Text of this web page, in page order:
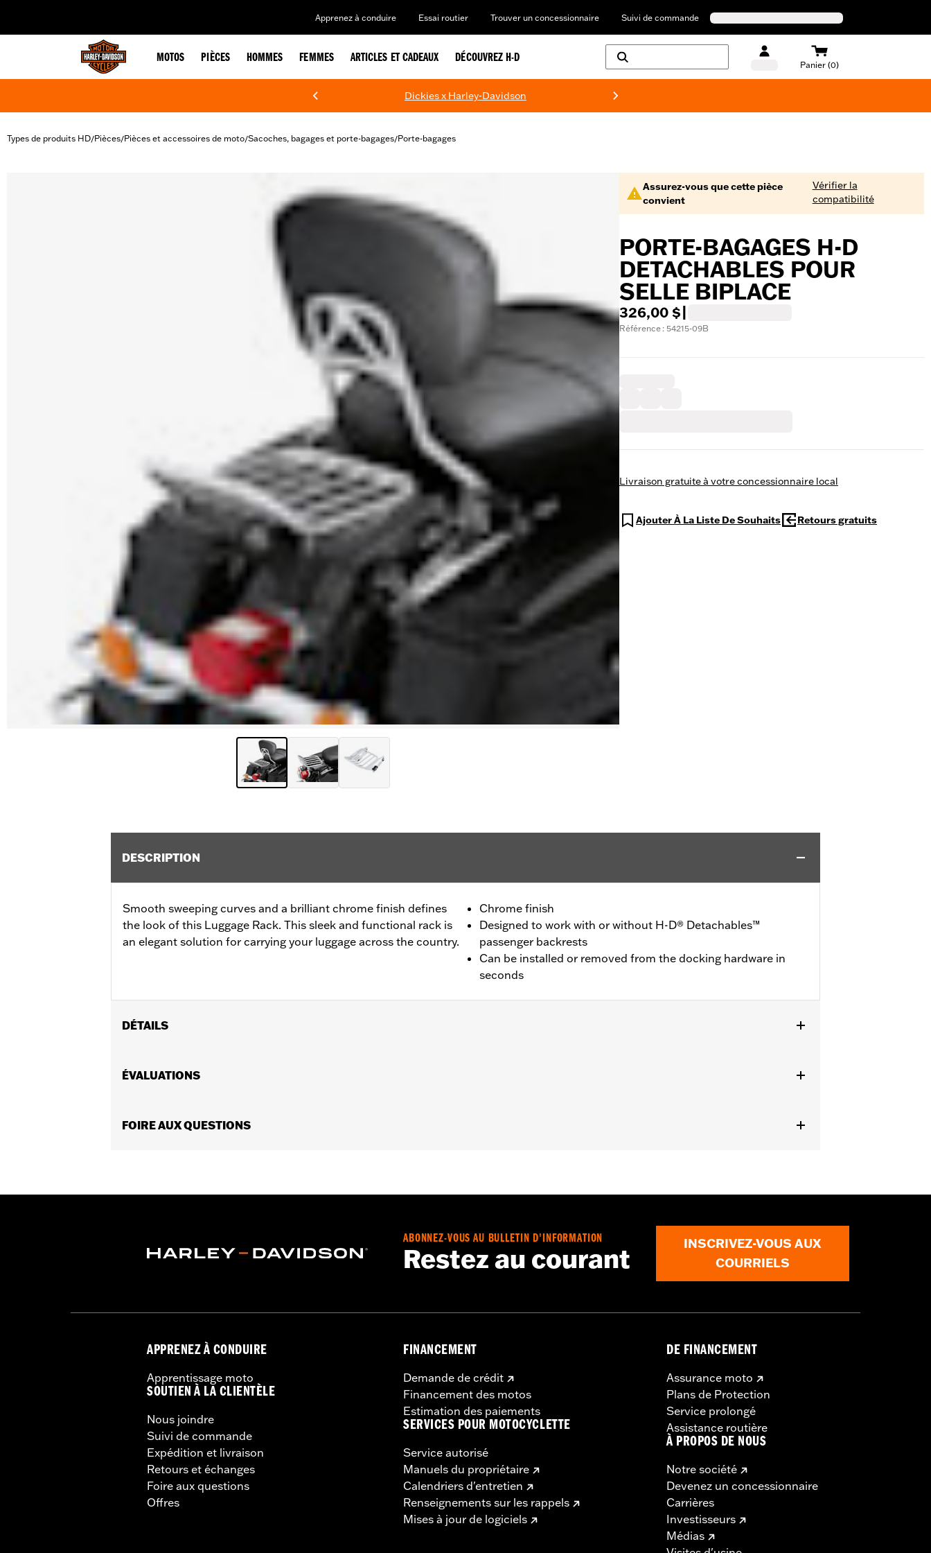
Apprenez à conduire Essai routier Trouver un concessionnaire Suivi de commande
MOTOS PIÈCES HOMMES FEMMES ARTICLES ET CADEAUX DÉCOUVREZ H-D
Panier (0)
Dickies x Harley-Davidson
Types de produits HD/Pièces/Pièces et accessoires de moto/Sacoches, bagages et porte-bagages/Porte-bagages
Assurez-vous que cette pièce
convient
Vérifier la
compatibilité
PORTE-BAGAGES H-D
DETACHABLES POUR
SELLE BIPLACE
326,00 $
Référence : 54215-09B
Livraison gratuite à votre concessionnaire local
Ajouter À La Liste De Souhaits Retours gratuits
DESCRIPTION
Smooth sweeping curves and a brilliant chrome finish defines
the look of this Luggage Rack. This sleek and functional rack is
an elegant solution for carrying your luggage across the country.
Chrome finish
Designed to work with or without H-D® Detachables™
passenger backrests
Can be installed or removed from the docking hardware in
seconds
DÉTAILS
4 points. Les modèles de tourisme 2009 et après équipés de Tour-Pak® à fixation rigide nécessitent l’achat d’un ensemble de
l’UE pour FLHRC peuvent interférer avec le porte-bagages. Les modèles FLTRXSTSE nécessitent l’achat supplémentaire de la trousse
d’une trousse de déplacement d’antenne ou d’une trousse d’antenne dissimulée.
GARANTIE:1 year limited warranty – Go towww.h-d.com/warrantyfor full details
ÉVALUATIONS
FOIRE AUX QUESTIONS
ABONNEZ-VOUS AU BULLETIN D'INFORMATION
Restez au courant
INSCRIVEZ-VOUS AUX
COURRIELS
APPRENEZ À CONDUIRE
Apprentissage moto
SOUTIEN À LA CLIENTÈLE
Nous joindre
Suivi de commande
Expédition et livraison
Retours et échanges
Foire aux questions
Offres
FINANCEMENT
Demande de crédit
Financement des motos
Estimation des paiements
SERVICES POUR MOTOCYCLETTE
Service autorisé
Manuels du propriétaire
Calendriers d'entretien
Renseignements sur les rappels
Mises à jour de logiciels
DE FINANCEMENT
Assurance moto
Plans de Protection
Service prolongé
Assistance routière
À PROPOS DE NOUS
Notre société
Devenez un concessionnaire
Carrières
Investisseurs
Médias